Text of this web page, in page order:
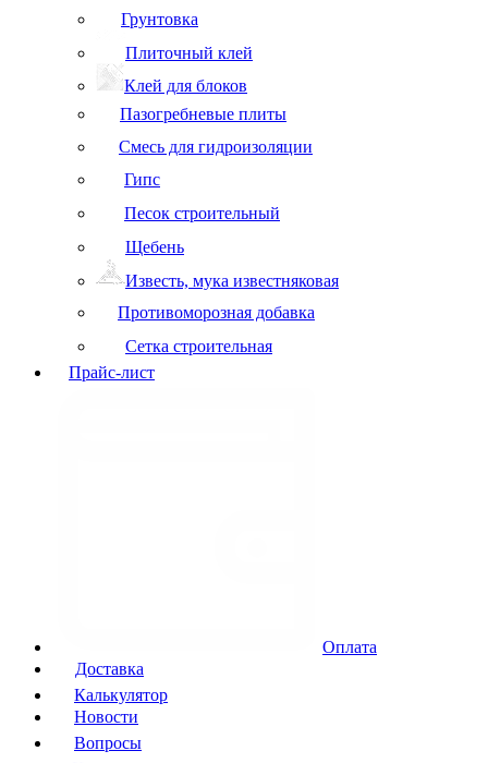
Грунтовка
Плиточный клей
Клей для блоков
Пазогребневые плиты
Смесь для гидроизоляции
Гипс
Песок строительный
Щебень
Известь, мука известняковая
Противоморозная добавка
Сетка строительная
Прайс-лист
Оплата
Доставка
Калькулятор
Новости
Вопросы